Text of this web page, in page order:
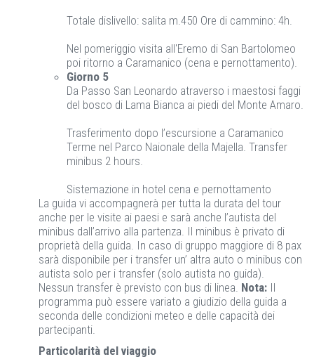
Totale dislivello: salita m.450 Ore di cammino: 4h.
Nel pomeriggio visita all'Eremo di San Bartolomeo
poi ritorno a Caramanico (cena e pernottamento).
Giorno 5
Da Passo San Leonardo atraverso i maestosi faggi
del bosco di Lama Bianca ai piedi del Monte Amaro.
Trasferimento dopo l’escursione a Caramanico
Terme nel Parco Naionale della Majella. Transfer
minibus 2 hours.
Sistemazione in hotel cena e pernottamento
La guida vi accompagnerà per tutta la durata del tour
anche per le visite ai paesi e sarà anche l’autista del
minibus dall’arrivo alla partenza. Il minibus è privato di
proprietà della guida. In caso di gruppo maggiore di 8 pax
sarà disponibile per i transfer un’ altra auto o minibus con
autista solo per i transfer (solo autista no guida).
Nessun transfer è previsto con bus di linea. Nota: Il
programma può essere variato a giudizio della guida a
seconda delle condizioni meteo e delle capacità dei
partecipanti.
Particolarità del viaggio